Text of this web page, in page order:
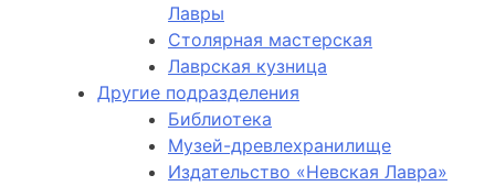
Лавры
Столярная мастерская
Лаврская кузница
Другие подразделения
Библиотека
Музей-древлехранилище
Издательство «Невская Лавра»